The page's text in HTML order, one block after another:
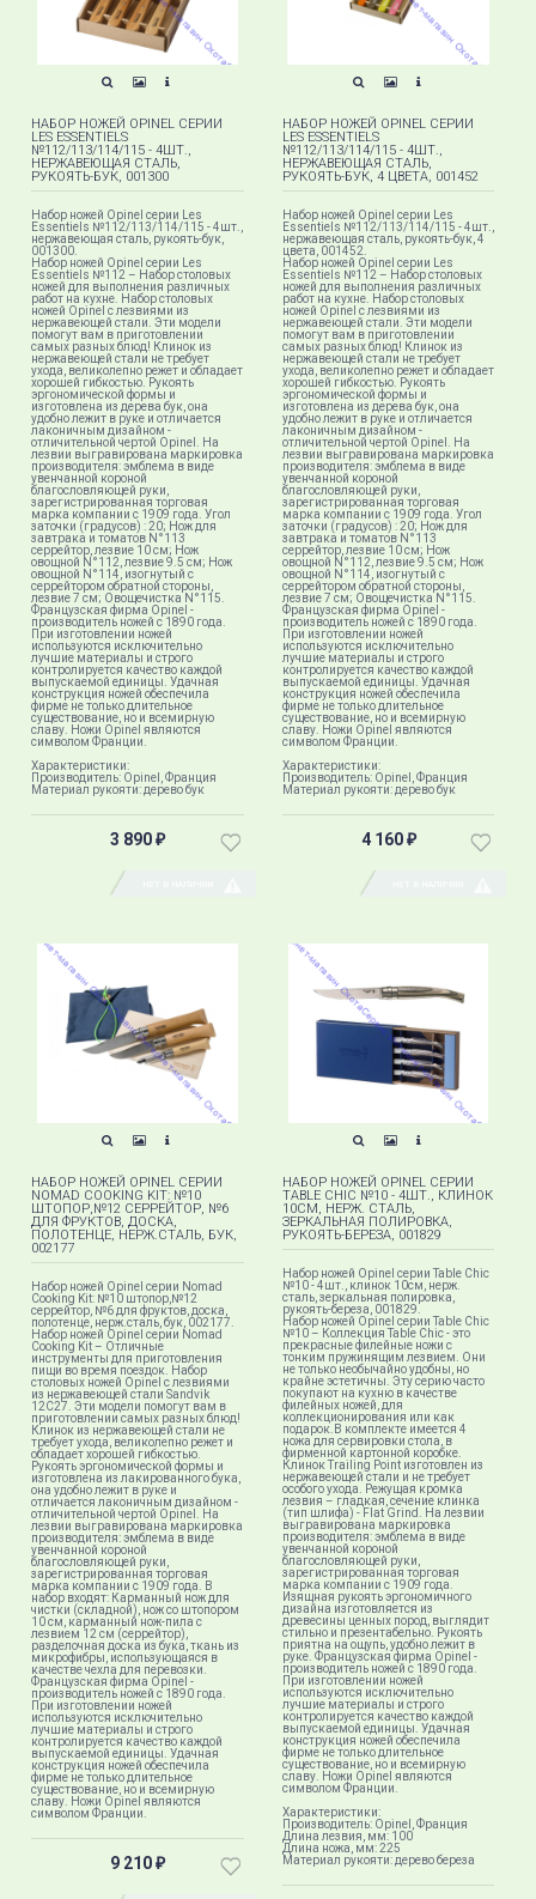
НАБОР НОЖЕЙ OPINEL СЕРИИ
LES ESSENTIELS
№112/113/114/115 - 4ШТ.,
НЕРЖАВЕЮЩАЯ СТАЛЬ,
РУКОЯТЬ-БУК, 001300
Набор ножей Opinel серии Les
Essentiels №112/113/114/115 - 4шт.,
нержавеющая сталь, рукоять-бук,
001300.
Набор ножей Opinel серии Les
Essentiels №112 – Набор столовых
ножей для выполнения различных
работ на кухне. Набор столовых
ножей Opinel с лезвиями из
нержавеющей стали. Эти модели
помогут вам в приготовлении
самых разных блюд! Клинок из
нержавеющей стали не требует
ухода, великолепно режет и обладает
хорошей гибкостью. Рукоять
эргономической формы и
изготовлена из дерева бук, она
удобно лежит в руке и отличается
лаконичным дизайном -
отличительной чертой Opinel. На
лезвии выгравирована маркировка
производителя: эмблема в виде
увенчанной короной
благословляющей руки,
зарегистрированная торговая
марка компании с 1909 года. Угол
заточки (градусов) : 20; Нож для
завтрака и томатов N°113
серрейтор, лезвие 10 см; Нож
овощной N°112, лезвие 9.5 см; Нож
овощной N°114, изогнутый с
серрейтором обратной стороны,
лезвие 7 см; Овощечистка N°115.
Французская фирма Opinel -
производитель ножей с 1890 года.
При изготовлении ножей
используются исключительно
лучшие материалы и строго
контролируется качество каждой
выпускаемой единицы. Удачная
конструкция ножей обеспечила
фирме не только длительное
существование, но и всемирную
славу. Ножи Opinel являются
символом Франции.
Характеристики:
Производитель: Opinel, Франция
Материал рукояти: дерево бук
3 890 ₽
НАБОР НОЖЕЙ OPINEL СЕРИИ
LES ESSENTIELS
№112/113/114/115 - 4ШТ.,
НЕРЖАВЕЮЩАЯ СТАЛЬ,
РУКОЯТЬ-БУК, 4 ЦВЕТА, 001452
Набор ножей Opinel серии Les
Essentiels №112/113/114/115 - 4шт.,
нержавеющая сталь, рукоять-бук, 4
цвета, 001452.
Набор ножей Opinel серии Les
Essentiels №112 – Набор столовых
ножей для выполнения различных
работ на кухне. Набор столовых
ножей Opinel с лезвиями из
нержавеющей стали. Эти модели
помогут вам в приготовлении
самых разных блюд! Клинок из
нержавеющей стали не требует
ухода, великолепно режет и обладает
хорошей гибкостью. Рукоять
эргономической формы и
изготовлена из дерева бук, она
удобно лежит в руке и отличается
лаконичным дизайном -
отличительной чертой Opinel. На
лезвии выгравирована маркировка
производителя: эмблема в виде
увенчанной короной
благословляющей руки,
зарегистрированная торговая
марка компании с 1909 года. Угол
заточки (градусов) : 20; Нож для
завтрака и томатов N°113
серрейтор, лезвие 10 см; Нож
овощной N°112, лезвие 9.5 см; Нож
овощной N°114, изогнутый с
серрейтором обратной стороны,
лезвие 7 см; Овощечистка N°115.
Французская фирма Opinel -
производитель ножей с 1890 года.
При изготовлении ножей
используются исключительно
лучшие материалы и строго
контролируется качество каждой
выпускаемой единицы. Удачная
конструкция ножей обеспечила
фирме не только длительное
существование, но и всемирную
славу. Ножи Opinel являются
символом Франции.
Характеристики:
Производитель: Opinel, Франция
Материал рукояти: дерево бук
4 160 ₽
НАБОР НОЖЕЙ OPINEL СЕРИИ
NOMAD COOKING KIT: №10
ШТОПОР,№12 СЕРРЕЙТОР, №6
ДЛЯ ФРУКТОВ, ДОСКА,
ПОЛОТЕНЦЕ, НЕРЖ.СТАЛЬ, БУК,
002177
Набор ножей Opinel серии Nomad
Cooking Kit: №10 штопор,№12
серрейтор, №6 для фруктов, доска,
полотенце, нерж.сталь, бук, 002177.
Набор ножей Opinel серии Nomad
Cooking Kit – Отличные
инструменты для приготовления
пищи во время поездок. Набор
столовых ножей Opinel с лезвиями
из нержавеющей стали Sandvik
12C27. Эти модели помогут вам в
приготовлении самых разных блюд!
Клинок из нержавеющей стали не
требует ухода, великолепно режет и
обладает хорошей гибкостью.
Рукоять эргономической формы и
изготовлена из лакированного бука,
она удобно лежит в руке и
отличается лаконичным дизайном -
отличительной чертой Opinel. На
лезвии выгравирована маркировка
производителя: эмблема в виде
увенчанной короной
благословляющей руки,
зарегистрированная торговая
марка компании с 1909 года. В
набор входят: Карманный нож для
чистки (складной), нож со штопором
10 см, карманный нож-пила с
лезвием 12 см (серрейтор),
разделочная доска из бука, ткань из
микрофибры, использующаяся в
качестве чехла для перевозки.
Французская фирма Opinel -
производитель ножей с 1890 года.
При изготовлении ножей
используются исключительно
лучшие материалы и строго
контролируется качество каждой
выпускаемой единицы. Удачная
конструкция ножей обеспечила
фирме не только длительное
существование, но и всемирную
славу. Ножи Opinel являются
символом Франции.
9 210 ₽
НАБОР НОЖЕЙ OPINEL СЕРИИ
TABLE CHIC №10 - 4ШТ., КЛИНОК
10СМ, НЕРЖ. СТАЛЬ,
ЗЕРКАЛЬНАЯ ПОЛИРОВКА,
РУКОЯТЬ-БЕРЕЗА, 001829
Набор ножей Opinel серии Table Chic
№10 - 4шт., клинок 10см, нерж.
сталь, зеркальная полировка,
рукоять-береза, 001829.
Набор ножей Opinel серии Table Chic
№10 – Коллекция Table Chic​ - это
прекрасные филейные ножи с
тонким пружинящим лезвием. Они
не только необычайно удобны, но
крайне эстетичны. Эту серию часто
покупают на кухню в качестве
филейных ножей, для
коллекционирования или как
подарок.В комплекте имеется 4
ножа для сервировки стола, в
фирменной картонной коробке.
Клинок Trailing Point изготовлен из
нержавеющей стали и не требует
особого ухода. Режущая кромка
лезвия – гладкая, сечение клинка
(тип шлифа) - Flat Grind. На лезвии
выгравирована маркировка
производителя: эмблема в виде
увенчанной короной
благословляющей руки,
зарегистрированная торговая
марка компании с 1909 года.
Изящная рукоять эргономичного
дизайна изготовляется из
древесины ценных пород, выглядит
стильно и презентабельно. Рукоять
приятна на ощупь, удобно лежит в
руке. Французская фирма Opinel -
производитель ножей с 1890 года.
При изготовлении ножей
используются исключительно
лучшие материалы и строго
контролируется качество каждой
выпускаемой единицы. Удачная
конструкция ножей обеспечила
фирме не только длительное
существование, но и всемирную
славу. Ножи Opinel являются
символом Франции.
Характеристики:
Производитель: Opinel, Франция
Длина лезвия, мм: 100
Длина ножа, мм: 225
Материал рукояти: дерево береза